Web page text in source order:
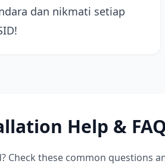
dan nikmati setiap
Help &
Check these common questions